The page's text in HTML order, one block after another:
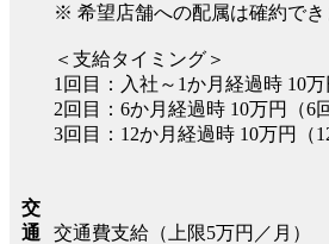
※ 希望店舗への配属は確約でき
＜支給タイミング＞
1回目：入社～1か月経過時 10万
2回目：6か月経過時 10万円（6
3回目：12か月経過時 10万円（
交
通
交通費支給（上限5万円／月）